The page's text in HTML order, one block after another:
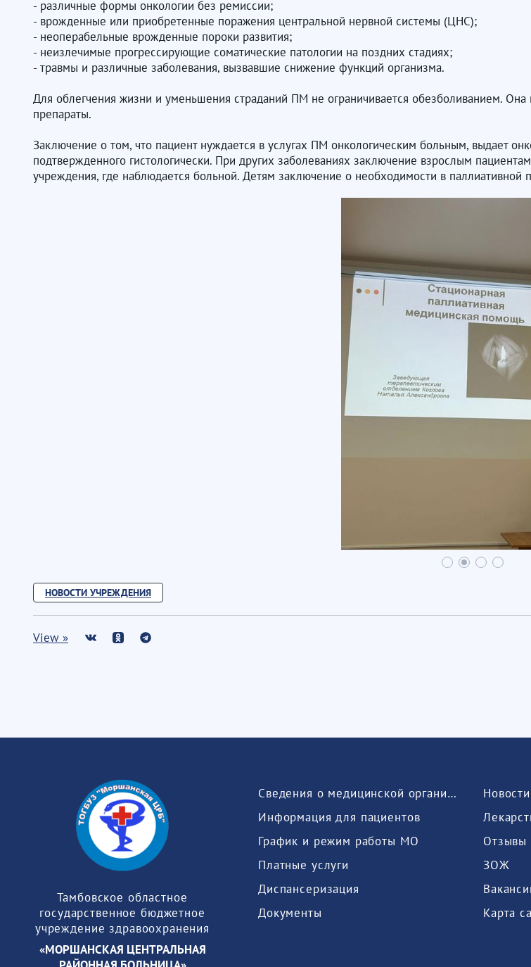
- различные формы онкологии без ремиссии;
- врожденные или приобретенные поражения центральной нервной системы (ЦНС);
- неоперабельные врожденные пороки развития;
- неизлечимые прогрессирующие соматические патологии на поздних стадиях;
- травмы и различные заболевания, вызвавшие снижение функций организма.
Для облегчения жизни и уменьшения страданий ПМ не ограничивается обезболиванием.
препараты.
Заключение о том, что пациент нуждается в услугах ПМ онкологическим больным, выдает
подтвержденного гистологически. При других заболеваниях заключение взрослым
учреждения, где наблюдается больной. Детям заключение о необходимости в
НОВОСТИ УЧРЕЖДЕНИЯ
View »
Тамбовское областное
государственное бюджетное
учреждение здравоохранения
«МОРШАНСКАЯ ЦЕНТРАЛЬНАЯ
Сведения о медицинской организации
Информация для пациентов
График и режим работы МО
Платные услуги
Диспансеризация
Документы
Новости
Отзывы
ЗОЖ
Карта